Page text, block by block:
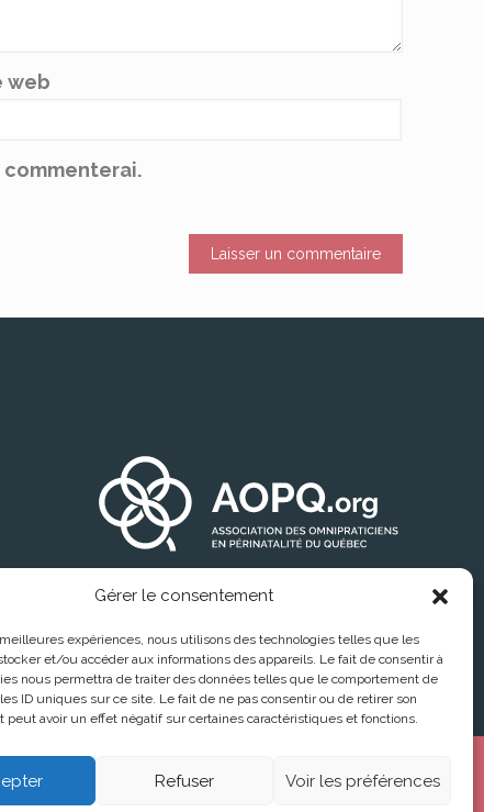
Gérer le consentement
expériences, nous utilisons des technologies telles que les
et/ou accéder aux informations des appareils. Le fait de consentir à
nous permettra de traiter des données telles que le comportement de
ID uniques sur ce site. Le fait de ne pas consentir ou de retirer son
peut avoir un effet négatif sur certaines caractéristiques et fonctions.
Refuser Voir les préférences
web
Trouver un médecin